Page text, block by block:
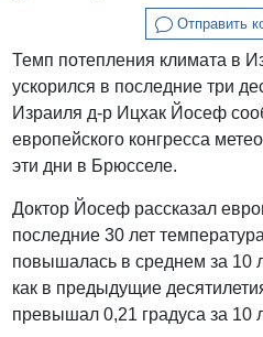
Отправить
Темп потепления климата в
ускорился в последние три
Израиля д-р Ицхак Йосеф
европейского конгресса
эти дни в Брюсселе.
Доктор Йосеф рассказал
последние 30 лет
повышалась в среднем за 10
как в предыдущие
превышал 0,21 градуса за 10